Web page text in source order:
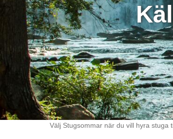
Välj Stugsommar när du vill hyra stuga